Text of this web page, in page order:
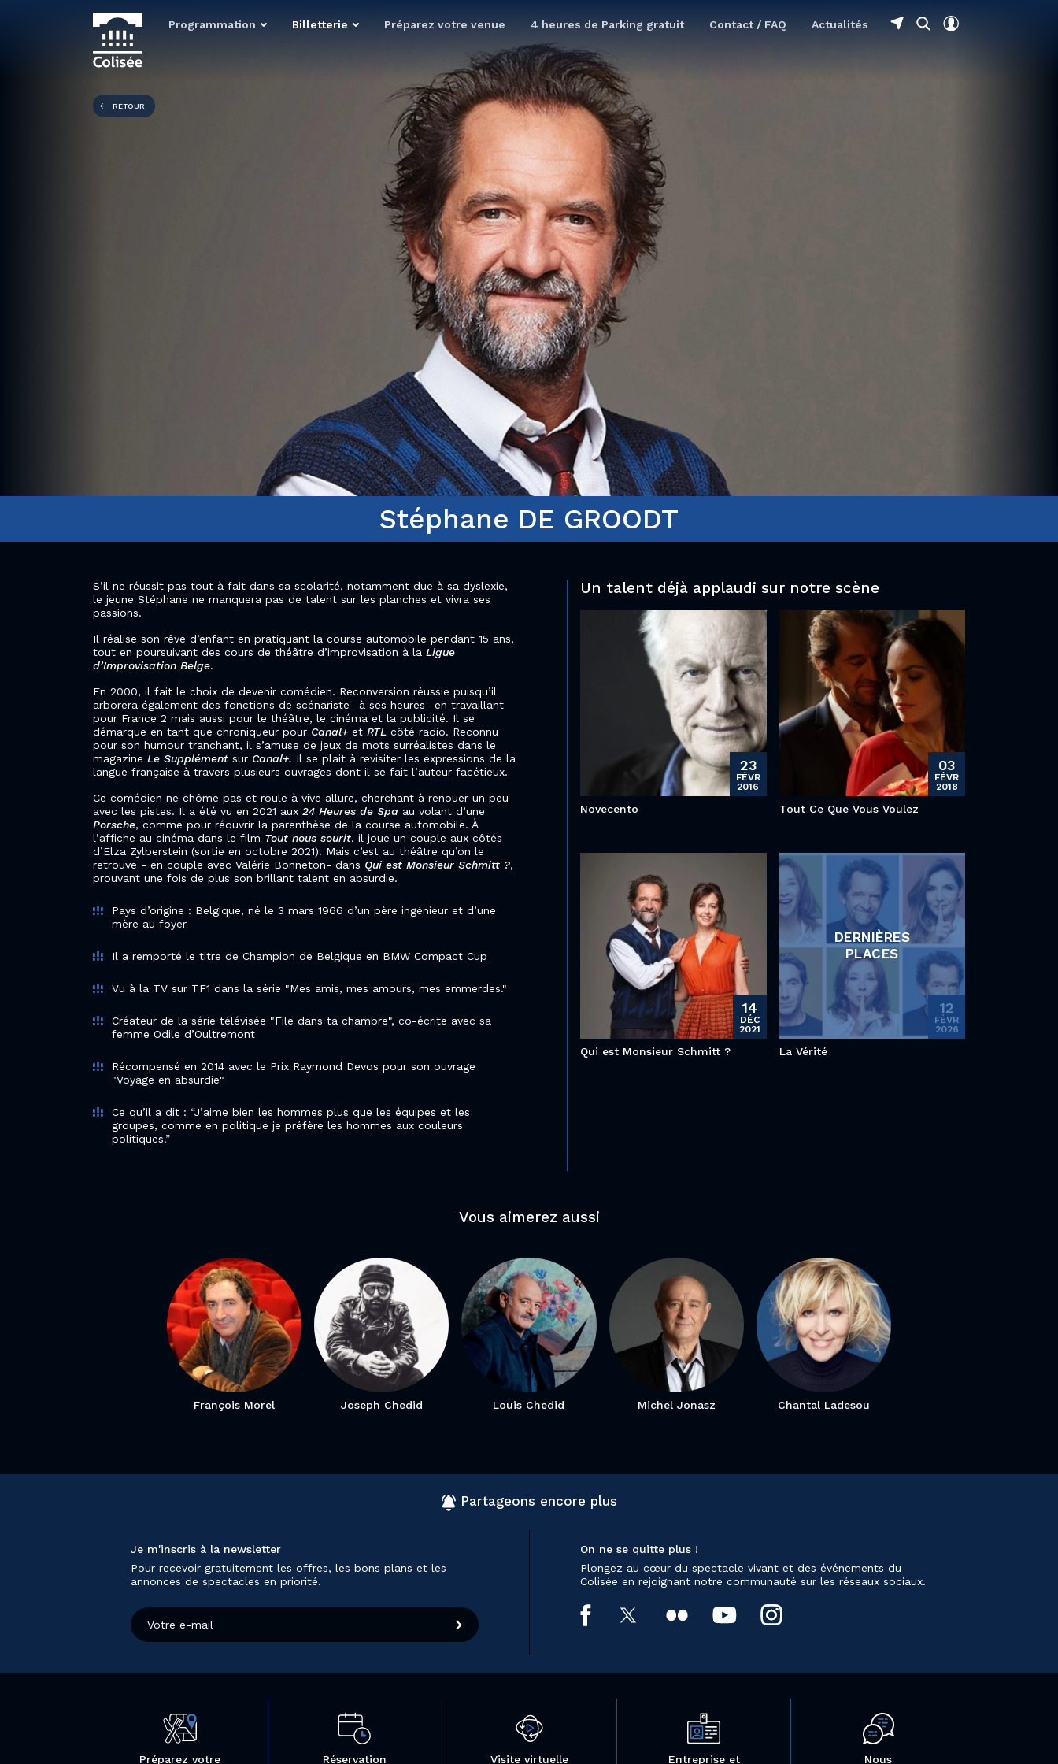
Programmation Billetterie Préparez votre venue 4 heures de Parking gratuit Contact / FAQ Actualités
RETOUR
Stéphane DE GROODT
S’il ne réussit pas tout à fait dans sa scolarité, notamment due à sa dyslexie,
le jeune Stéphane ne manquera pas de talent sur les planches et vivra ses
passions.
Il réalise son rêve d’enfant en pratiquant la course automobile pendant 15 ans,
tout en poursuivant des cours de théâtre d’improvisation à la Ligue
d’Improvisation Belge.
En 2000, il fait le choix de devenir comédien. Reconversion réussie puisqu’il
arborera également des fonctions de scénariste -à ses heures- en travaillant
pour France 2 mais aussi pour le théâtre, le cinéma et la publicité. Il se
démarque en tant que chroniqueur pour Canal+ et RTL côté radio. Reconnu
pour son humour tranchant, il s’amuse de jeux de mots surréalistes dans le
magazine Le Supplément sur Canal+. Il se plait à revisiter les expressions de la
langue française à travers plusieurs ouvrages dont il se fait l’auteur facétieux.
Ce comédien ne chôme pas et roule à vive allure, cherchant à renouer un peu
avec les pistes. Il a été vu en 2021 aux 24 Heures de Spa au volant d’une
Porsche, comme pour réouvrir la parenthèse de la course automobile. À
l’affiche au cinéma dans le film Tout nous sourit, il joue un couple aux côtés
d’Elza Zylberstein (sortie en octobre 2021). Mais c’est au théâtre qu’on le
retrouve - en couple avec Valérie Bonneton- dans Qui est Monsieur Schmitt ?,
prouvant une fois de plus son brillant talent en absurdie.
Pays d’origine : Belgique, né le 3 mars 1966 d’un père ingénieur et d’une
mère au foyer
Il a remporté le titre de Champion de Belgique en BMW Compact Cup
Vu à la TV sur TF1 dans la série "Mes amis, mes amours, mes emmerdes."
Créateur de la série télévisée "File dans ta chambre", co-écrite avec sa
femme Odile d’Oultremont
Récompensé en 2014 avec le Prix Raymond Devos pour son ouvrage
"Voyage en absurdie"
Ce qu’il a dit : “J’aime bien les hommes plus que les équipes et les
groupes, comme en politique je préfère les hommes aux couleurs
politiques.”
Un talent déjà applaudi sur notre scène
23
FÉVR
2016
Novecento
03
FÉVR
2018
Tout Ce Que Vous Voulez
14
DÉC
2021
Qui est Monsieur Schmitt ?
DERNIÈRES
PLACES
12
FÉVR
2026
La Vérité
Vous aimerez aussi
François Morel Joseph Chedid Louis Chedid Michel Jonasz Chantal Ladesou
Partageons encore plus
Je m'inscris à la newsletter
Pour recevoir gratuitement les offres, les bons plans et les
annonces de spectacles en priorité.
On ne se quitte plus !
Plongez au cœur du spectacle vivant et des événements du
Colisée en rejoignant notre communauté sur les réseaux sociaux.
Préparez votre Réservation Visite virtuelle Entreprise et Nous